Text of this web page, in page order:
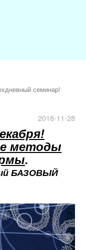
семинар!
2018-11-28
методы
.
БАЗОВЫЙ